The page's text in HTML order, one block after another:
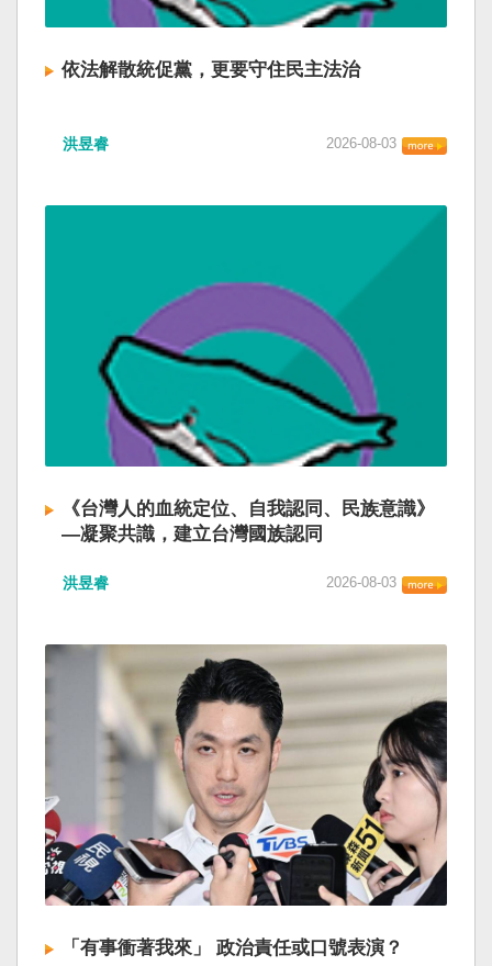
依法解散統促黨，更要守住民主法治
洪昱睿 2026-08-03
《台灣人的血統定位、自我認同、民族意識》
—凝聚共識，建立台灣國族認同
洪昱睿 2026-08-03
「有事衝著我來」 政治責任或口號表演？